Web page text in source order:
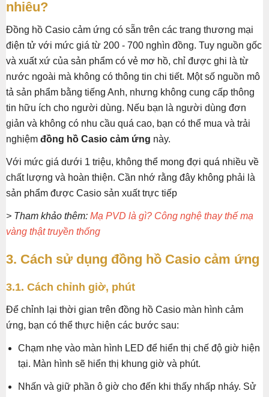
nhiêu?
Đồng hồ Casio cảm ứng có sẵn trên các trang thương mại
điện tử với mức giá từ 200 - 700 nghìn đồng. Tuy nguồn gốc
và xuất xứ của sản phẩm có vẻ mơ hồ, chỉ được ghi là từ
nước ngoài mà không có thông tin chi tiết. Một số nguồn mô
tả sản phẩm bằng tiếng Anh, nhưng không cung cấp thông
tin hữu ích cho người dùng. Nếu bạn là người dùng đơn
giản và không có nhu cầu quá cao, bạn có thể mua và trải
nghiệm đồng hồ Casio cảm ứng này.
Với mức giá dưới 1 triệu, không thể mong đợi quá nhiều về
chất lượng và hoàn thiện. Cần nhớ rằng đây không phải là
sản phẩm được Casio sản xuất trực tiếp
> Tham khảo thêm: Mạ PVD là gì? Công nghệ thay thế mạ
vàng thật truyền thống
3. Cách sử dụng đồng hồ Casio cảm ứng
3.1. Cách chỉnh giờ, phút
Để chỉnh lại thời gian trên đồng hồ Casio màn hình cảm
ứng, bạn có thể thực hiện các bước sau:
Chạm nhẹ vào màn hình LED để hiển thị chế độ giờ hiện
tại. Màn hình sẽ hiển thị khung giờ và phút.
Nhấn và giữ phần ô giờ cho đến khi thấy nhấp nháy. Sử